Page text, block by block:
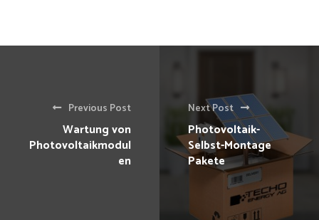
Previous Post
Wartung von
Photovoltaikmodul
en
Next Post
Photovoltaik-
Selbst-Montage
Pakete